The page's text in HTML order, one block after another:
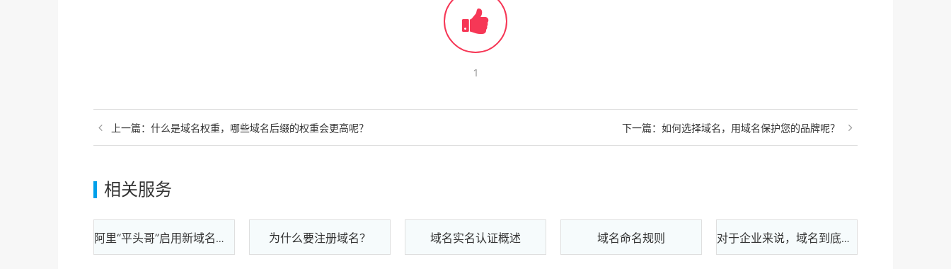
1
上一篇：什么是域名权重，哪些域名后缀的权重会更高呢？ 下一篇：如何选择域名，用域名保护您的品牌呢？
相关服务
阿里“平头哥”启用新域名，米农却炸锅了！ 为什么要注册域名？ 域名实名认证概述 域名命名规则 对于企业来说，域名到底有多重要？